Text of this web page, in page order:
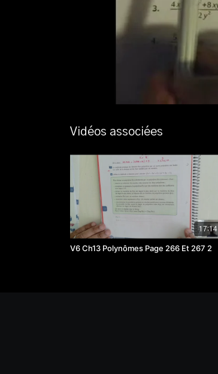
Vidéos associées
17:14
V6 Ch13 Polynômes Page 266 Et 267 2